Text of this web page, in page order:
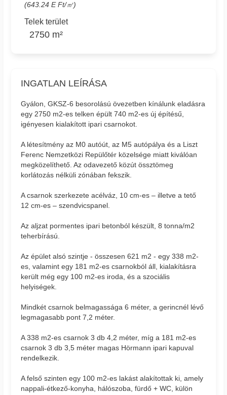
(643.24 E Ft/㎡)
Telek terület
2750 m²
INGATLAN LEÍRÁSA
Gyálon, GKSZ-6 besorolású övezetben kínálunk eladásra
egy 2750 m2-es telken épült 740 m2-es új építésű,
igényesen kialakított ipari csarnokot.
A létesítmény az M0 autóút, az M5 autópálya és a Liszt
Ferenc Nemzetközi Repülőtér közelsége miatt kiválóan
megközelíthető. Az odavezető közút össztömeg
korlátozás nélküli zónában fekszik.
A csarnok szerkezete acélváz, 10 cm-es – illetve a tető
12 cm-es – szendvicspanel.
Az aljzat pormentes ipari betonból készült, 8 tonna/m2
teherbírású.
Az épület alsó szintje - összesen 621 m2 - egy 338 m2-
es, valamint egy 181 m2-es csarnokból áll, kialakításra
került még egy 100 m2-es iroda, és a szociális
helyiségek.
Mindkét csarnok belmagassága 6 méter, a gerincnél lévő
legmagasabb pont 7,2 méter.
A 338 m2-es csarnok 3 db 4,2 méter, míg a 181 m2-es
csarnok 3 db 3,5 méter magas Hörmann ipari kapuval
rendelkezik.
A felső szinten egy 100 m2-es lakást alakítottak ki, amely
nappali-étkező-konyha, hálószoba, fürdő + WC, külön